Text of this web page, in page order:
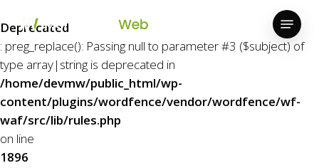
Deprecated
: preg_replace(): Passing null to parameter #3 ($subject) of
type array|string is deprecated in
/home/devmw/public_html/wp-
content/plugins/wordfence/vendor/wordfence/wf-
waf/src/lib/rules.php
on line
1896
to
main
content
Menu
Close